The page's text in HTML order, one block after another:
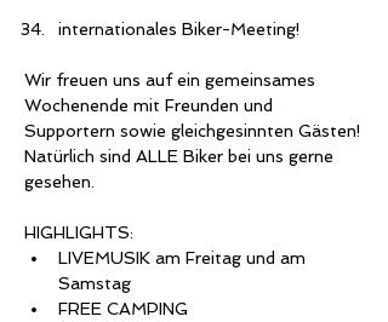
internationales Biker-Meeting!
Wir freuen uns auf ein gemeinsames
Wochenende mit Freunden und
Supportern sowie gleichgesinnten Gästen!
Natürlich sind ALLE Biker bei uns gerne
gesehen.
HIGHLIGHTS:
LIVEMUSIK am Freitag und am
Samstag
FREE CAMPING